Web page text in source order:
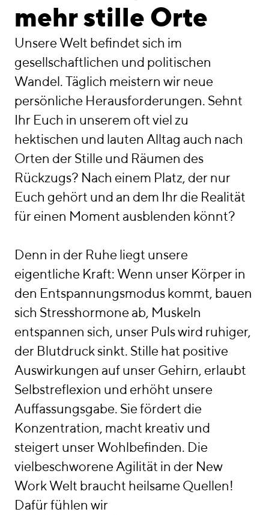
English
Impressum
Datenschutz
mehr stille Orte
Unsere Welt befindet sich im
gesellschaftlichen und politischen
Wandel. Täglich meistern wir neue
persönliche Herausforderungen. Sehnt
Ihr Euch in unserem oft viel zu
hektischen und lauten Alltag auch nach
Orten der Stille und Räumen des
Rückzugs? Nach einem Platz, der nur
Euch gehört und an dem Ihr die Realität
für einen Moment ausblenden könnt?
Denn in der Ruhe liegt unsere
eigentliche Kraft: Wenn unser Körper in
den Entspannungsmodus kommt, bauen
sich Stresshormone ab, Muskeln
entspannen sich, unser Puls wird ruhiger,
der Blutdruck sinkt. Stille hat positive
Auswirkungen auf unser Gehirn, erlaubt
Selbstreflexion und erhöht unsere
Auffassungsgabe. Sie fördert die
Konzentration, macht kreativ und
steigert unser Wohlbefinden. Die
vielbeschworene Agilität in der New
Work Welt braucht heilsame Quellen!
Dafür fühlen wir